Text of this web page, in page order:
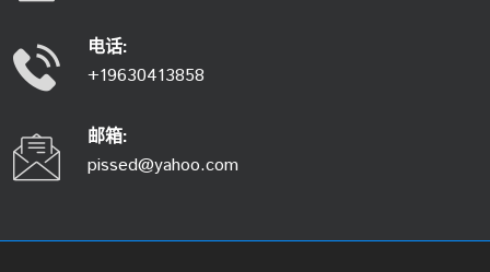
电话:
+19630413858
邮箱:
pissed@yahoo.com